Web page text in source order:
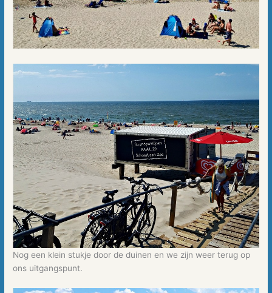
Nog een klein stukje door de duinen en we zijn weer terug op
ons uitgangspunt.